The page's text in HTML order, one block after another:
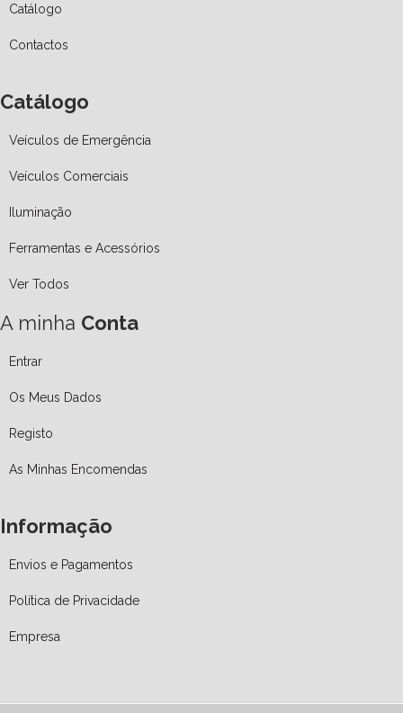
Catálogo
Contactos
Catálogo
Veículos de Emergência
Veículos Comerciais
Iluminação
Ferramentas e Acessórios
Ver Todos
A minha Conta
Entrar
Os Meus Dados
Registo
As Minhas Encomendas
Informação
Envios e Pagamentos
Política de Privacidade
Empresa